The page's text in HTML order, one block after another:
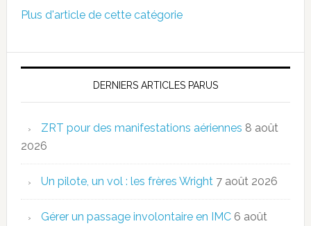
Plus d'article de cette catégorie
DERNIERS ARTICLES PARUS
ZRT pour des manifestations aériennes 8 août
2026
Un pilote, un vol : les frères Wright 7 août 2026
Gérer un passage involontaire en IMC 6 août